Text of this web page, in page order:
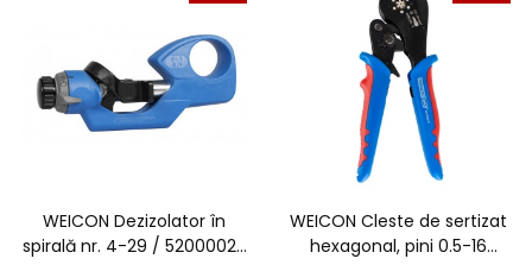
WEICON Dezizolator în
spirală nr. 4-29 / 52000029
WEICON Cleste de sertizat
hexagonal, pini 0.5-16